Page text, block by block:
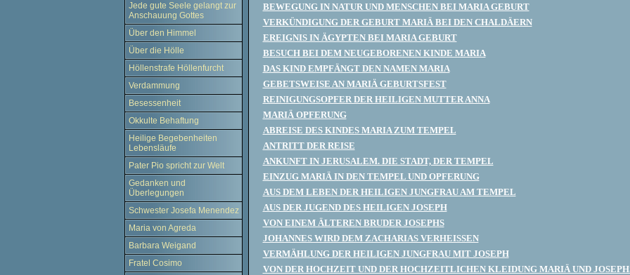
Jede gute Seele gelangt zur
Anschauung Gottes
Über den Himmel
Über die Hölle
Höllenstrafe Höllenfurcht
Verdammung
Besessenheit
Okkulte Behaftung
Heilige Begebenheiten
Lebensläufe
Pater Pio spricht zur Welt
Gedanken und
Überlegungen
Schwester Josefa Menendez
Maria von Agreda
Barbara Weigand
Fratel Cosimo
BEWEGUNG IN NATUR UND MENSCHEN BEI MARIA GEBURT
VERKÜNDIGUNG DER GEBURT MARIÄ BEI DEN CHALDÄERN
EREIGNIS IN ÄGYPTEN BEI MARIA GEBURT
BESUCH BEI DEM NEUGEBORENEN KINDE MARIA
DAS KIND EMPFÄNGT DEN NAMEN MARIA
GEBETSWEISE AN MARIÄ GEBURTSFEST
REINIGUNGSOPFER DER HEILIGEN MUTTER ANNA
MARIÄ OPFERUNG
ABREISE DES KINDES MARIA ZUM TEMPEL
ANTRITT DER REISE
ANKUNFT IN JERUSALEM. DIE STADT, DER TEMPEL
EINZUG MARIÄ IN DEN TEMPEL UND OPFERUNG
AUS DEM LEBEN DER HEILIGEN JUNGFRAU AM TEMPEL
AUS DER JUGEND DES HEILIGEN JOSEPH
VON EINEM ÄLTEREN BRUDER JOSEPHS
JOHANNES WIRD DEM ZACHARIAS VERHEISSEN
VERMÄHLUNG DER HEILIGEN JUNGFRAU MIT JOSEPH
VON DER HOCHZEIT UND DER HOCHZEITLICHEN KLEIDUNG MARIÄ UND